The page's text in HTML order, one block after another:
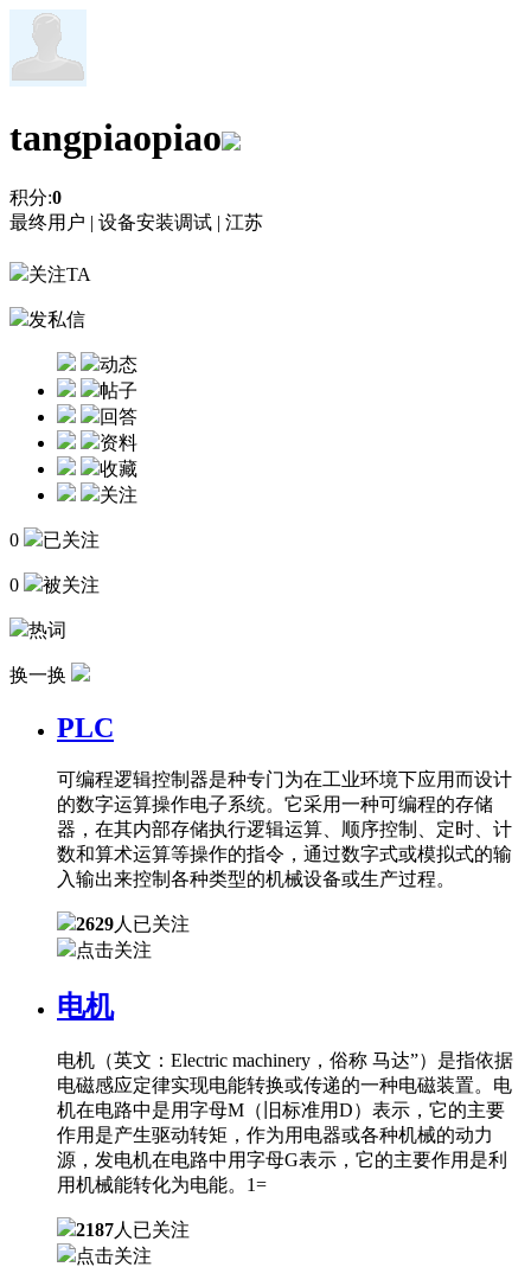
tangpiaopiao
积分:0
最终用户 | 设备安装调试 | 江苏
关注TA
发私信
动态
帖子
回答
资料
收藏
关注
0 已关注
0 被关注
热词
换一换
PLC
可编程逻辑控制器是种专门为在工业环境下应用而设计
的数字运算操作电子系统。它采用一种可编程的存储
器，在其内部存储执行逻辑运算、顺序控制、定时、计
数和算术运算等操作的指令，通过数字式或模拟式的输
入输出来控制各种类型的机械设备或生产过程。
2629人已关注
点击关注
电机
电机（英文：Electric machinery，俗称 马达”）是指依据
电磁感应定律实现电能转换或传递的一种电磁装置。电
机在电路中是用字母M（旧标准用D）表示，它的主要
作用是产生驱动转矩，作为用电器或各种机械的动力
源，发电机在电路中用字母G表示，它的主要作用是利
用机械能转化为电能。1=
2187人已关注
点击关注